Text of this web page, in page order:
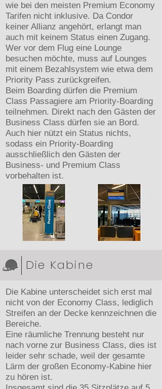
wie bei den meisten Premium Economy
Tarifen nicht inklusive. Da Condor
keiner Allianz angehört, erlangt man
auch mit keinem Status einen Zugang.
Wer vor dem Flug eine Lounge
besuchen möchte, muss auf Lounges
mit einem Bezahlsystem wie etwa dem
Priority Pass zurückgreifen.
Beim Boarding dürfen die Premium
Class Passagiere am Priority-Boarding
teilnehmen. Direkt nach den Gästen der
Business Class dürfen sie an Bord.
Auch hier nützt ein Status nichts,
sodass ein Priority-Boarding
ausschließlich den Gästen der
Business- und Premium Class
vorbehalten ist.
Die Kabine
Die Kabine unterscheidet sich erst mal
nicht von der Economy Class, lediglich
Streifen an der Decke kennzeichnen die
Bereiche.
Eine räumliche Trennung besteht nur
nach vorne zur Business Class, dies ist
leider sehr schade, weil der gesamte
Lärm der großen Economy-Kabine hier
zu hören ist.